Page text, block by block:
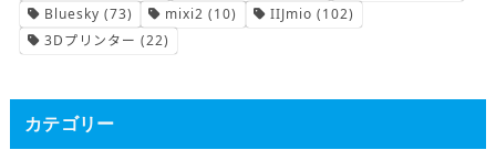
Bluesky (73) mixi2 (10) IIJmio (102)
3Dプリンター (22)
カテゴリー